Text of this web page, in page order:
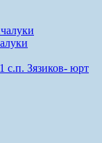
Зязиков- юрт